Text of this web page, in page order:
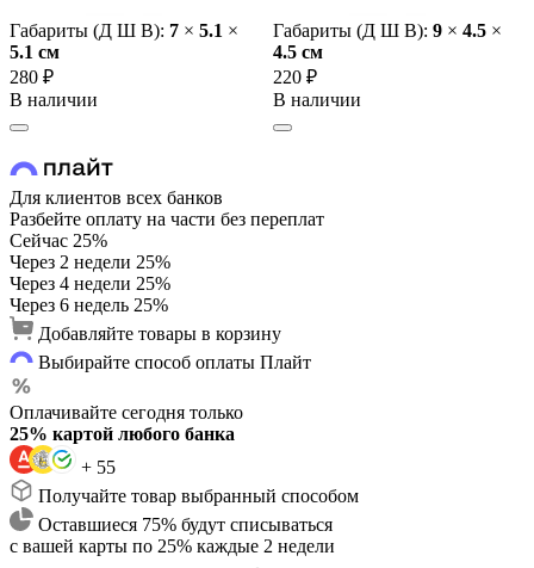
Габариты (Д Ш В): 7 × 5.1 ×
5.1 cм
280 ₽
В наличии
Габариты (Д Ш В): 9 × 4.5 ×
4.5 cм
220 ₽
В наличии
Для клиентов всех банков
Разбейте оплату на части без переплат
Сейчас 25%
Через 2 недели 25%
Через 4 недели 25%
Через 6 недель 25%
Добавляйте товары в корзину
Выбирайте способ оплаты Плайт
Оплачивайте сегодня только
25% картой любого банка
+ 55
Получайте товар выбранный способом
Оставшиеся 75% будут списываться
с вашей карты по 25% каждые 2 недели